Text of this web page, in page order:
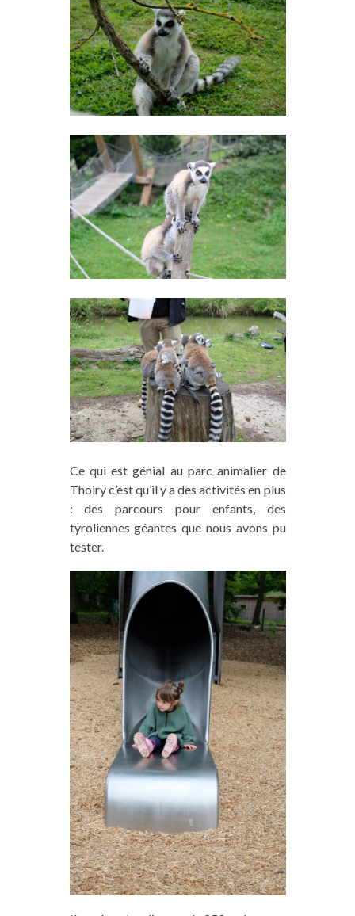
Ce qui est génial au parc animalier de
Thoiry c’est qu’il y a des activités en plus
: des parcours pour enfants, des
tyroliennes géantes que nous avons pu
tester.